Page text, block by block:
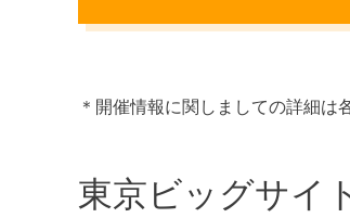
＊開催情報に関しましての詳細は
東京ビッグサイ